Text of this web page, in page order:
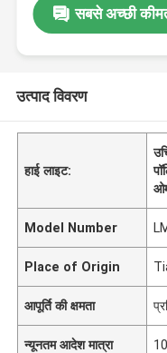
सबसे अच्छी
उत्पाद विवरण
हाई लाइट:
Model Number
Place of Origin
आपूर्ति की क्षमता
न्यूनतम आदेश मात्रा